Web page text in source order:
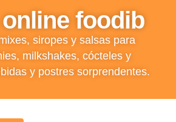
foodib
siropes y salsas para
milkshakes, cócteles y
y postres sorprendentes.